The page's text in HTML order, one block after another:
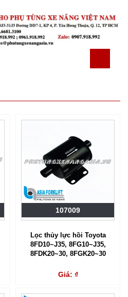
107009
Lọc thủy lực hồi Toyota
8FD10~J35, 8FG10~J35,
8FDK20~30, 8FGK20~30
Giá: ₫